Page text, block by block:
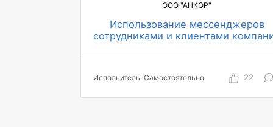
ООО "АНКОР"
Использование мессенджеров
сотрудниками и клиентами
100 чел/ч экономия в месяц
70 запросов в день к чат-боту
Исполнитель: Самостоятельно 22